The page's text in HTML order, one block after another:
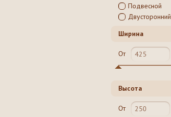
Подвесной
Двусторонний
Ширина
От
Высота
От